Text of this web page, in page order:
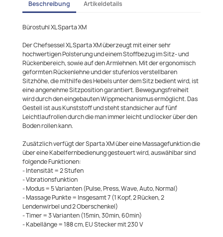
Beschreibung Artikeldetails
Bürostuhl XL Sparta XM
Der Chefsessel XL Sparta XM überzeugt mit einer sehr
hochwertigen Polsterung und einem Stoffbezug im Sitz- und
Rückenbereich, sowie auf den Armlehnen. Mit der ergonomisch
geformten Rückenlehne und der stufenlos verstellbaren
Sitzhöhe, die mithilfe des Hebels unter dem Sitz bedient wird, ist
eine angenehme Sitzposition garantiert. Bewegungsfreiheit
wird durch den eingebauten Wippmechanismus ermöglicht. Das
Gestell ist aus Kunststoff und steht standsicher auf fünf
Leichtlaufrollen durch die man immer leicht und locker über den
Boden rollen kann.
Zusätzlich verfügt der Sparta XM über eine Massagefunktion die
über eine Kabelfernbedienung gesteuert wird, auswählbar sind
folgende Funktionen:
- Intensität = 2 Stufen
- Vibrationsfunktion
- Modus = 5 Varianten (Pulse, Press, Wave, Auto, Normal)
- Massage Punkte = Insgesamt 7 (1 Kopf, 2 Rücken, 2
Lendenwirbel und 2 Oberschenkel)
- Timer = 3 Varianten (15min, 30min, 60min)
- Kabellänge = 188 cm, EU Stecker mit 230 V